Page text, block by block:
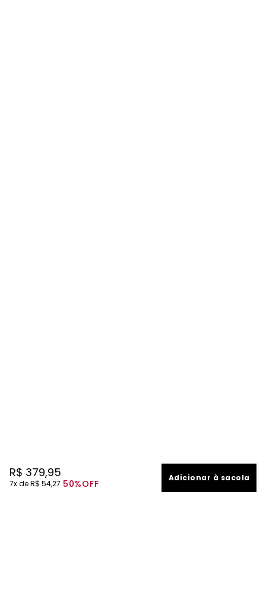
R$ 379,95
7 R$ 54,27 50%OFF
Adicionar à sacola